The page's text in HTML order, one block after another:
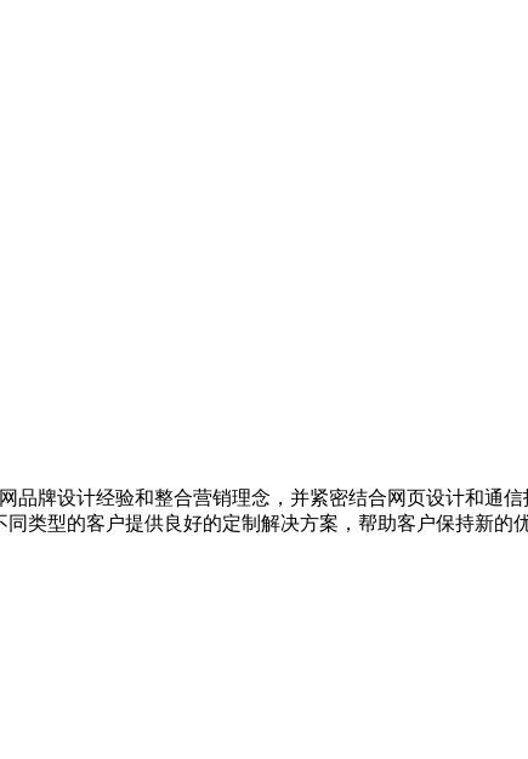
品牌设计经验和整合营销理念，并紧密结合网页设计和通
类型的客户提供良好的定制解决方案，帮助客户保持新的